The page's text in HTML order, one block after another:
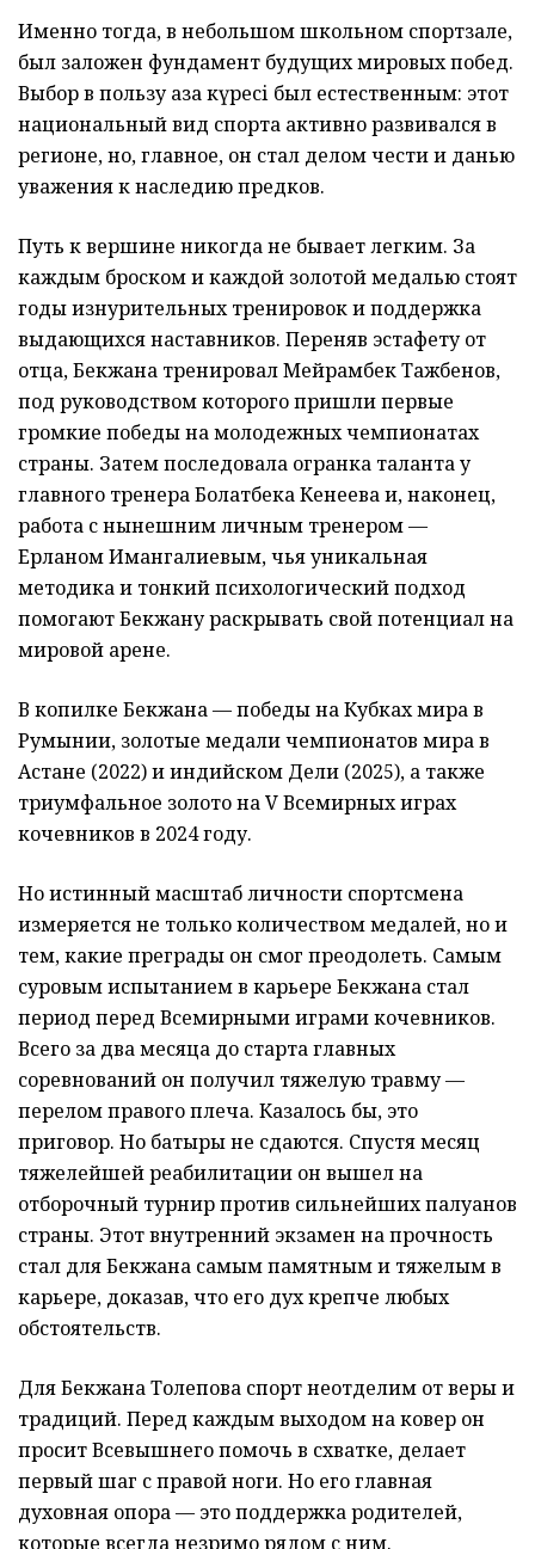
Именно тогда, в небольшом школьном спортзале,
был заложен фундамент будущих мировых побед.
Выбор в пользу қазақ күресі был естественным: этот
национальный вид спорта активно развивался в
регионе, но, главное, он стал делом чести и данью
уважения к наследию предков.
Путь к вершине никогда не бывает легким. За
каждым броском и каждой золотой медалью стоят
годы изнурительных тренировок и поддержка
выдающихся наставников. Переняв эстафету от
отца, Бекжана тренировал Мейрамбек Тажбенов,
под руководством которого пришли первые
громкие победы на молодежных чемпионатах
страны. Затем последовала огранка таланта у
главного тренера Болатбека Кенеева и, наконец,
работа с нынешним личным тренером —
Ерланом Имангалиевым, чья уникальная
методика и тонкий психологический подход
помогают Бекжану раскрывать свой потенциал на
мировой арене.
В копилке Бекжана — победы на Кубках мира в
Румынии, золотые медали чемпионатов мира в
Астане (2022) и индийском Дели (2025), а также
триумфальное золото на V Всемирных играх
кочевников в 2024 году.
Но истинный масштаб личности спортсмена
измеряется не только количеством медалей, но и
тем, какие преграды он смог преодолеть. Самым
суровым испытанием в карьере Бекжана стал
период перед Всемирными играми кочевников.
Всего за два месяца до старта главных
соревнований он получил тяжелую травму —
перелом правого плеча. Казалось бы, это
приговор. Но батыры не сдаются. Спустя месяц
тяжелейшей реабилитации он вышел на
отборочный турнир против сильнейших палуанов
страны. Этот внутренний экзамен на прочность
стал для Бекжана самым памятным и тяжелым в
карьере, доказав, что его дух крепче любых
обстоятельств.
Для Бекжана Толепова спорт неотделим от веры и
традиций. Перед каждым выходом на ковер он
просит Всевышнего помочь в схватке, делает
первый шаг с правой ноги. Но его главная
духовная опора — это поддержка родителей,
которые всегда незримо рядом с ним.